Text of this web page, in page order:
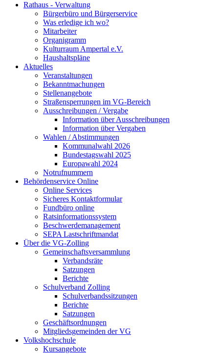
Rathaus - Verwaltung
Bürgerbüro und Bürgerservice
Was erledige ich wo?
Mitarbeiter
Organigramm
Kulturraum Ampertal e.V.
Haushaltspläne
Aktuelles
Veranstaltungen
Bekanntmachungen
Stellenangebote
Straßensperrungen im VG-Bereich
Ausschreibungen / Vergabe
Information über Ausschreibungen
Information über Vergaben
Wahlen / Abstimmungen
Kommunalwahl 2026
Bundestagswahl 2025
Europawahl 2024
Notrufnummern
Behördenservice Online
Online Services
Sicheres Kontaktformular
Fundbüro online
Ratsinformationssystem
Beschwerdemanagement
SEPA Lastschriftmandat
Über die VG-Zolling
Gemeinschaftsversammlung
Verbandsräte
Satzungen
Berichte
Schulverband Zolling
Schulverbandssitzungen
Berichte
Satzungen
Geschäftsordnungen
Mitgliedsgemeinden der VG
Volkshochschule
Kursangebote